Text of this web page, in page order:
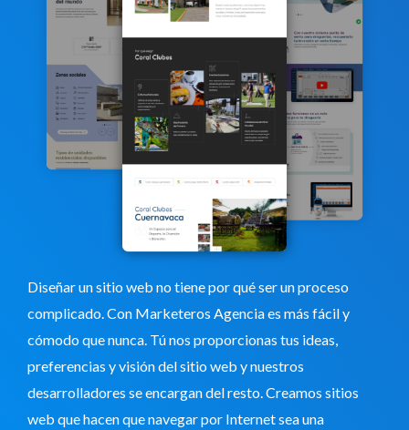
Diseñar un sitio web no tiene por qué ser un proceso
complicado. Con Marketeros Agencia es más fácil y
cómodo que nunca. Tú nos proporcionas tus ideas,
preferencias y visión del sitio web y nuestros
desarrolladores se encargan del resto. Creamos sitios
web que hacen que navegar por Internet sea una